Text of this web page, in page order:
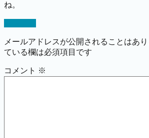
ね。
メールアドレスが公開されることはあり
ている欄は必須項目です
コメント ※